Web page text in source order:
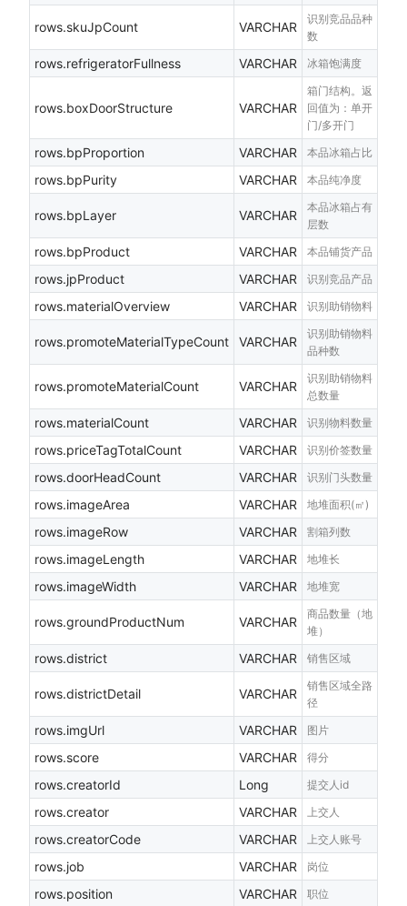
rows.skuJpCount VARCHAR
识别竞品品种
数
rows.refrigeratorFullness VARCHAR 冰箱饱满度
rows.boxDoorStructure VARCHAR
箱门结构。返
回值为：单开
门/多开门
rows.bpProportion VARCHAR 本品冰箱占比
rows.bpPurity VARCHAR 本品纯净度
rows.bpLayer VARCHAR
本品冰箱占有
层数
rows.bpProduct VARCHAR 本品铺货产品
rows.jpProduct VARCHAR 识别竞品产品
rows.materialOverview VARCHAR 识别助销物料
rows.promoteMaterialTypeCount VARCHAR
识别助销物料
品种数
rows.promoteMaterialCount VARCHAR
识别助销物料
总数量
rows.materialCount VARCHAR 识别物料数量
rows.priceTagTotalCount VARCHAR 识别价签数量
rows.doorHeadCount VARCHAR 识别门头数量
rows.imageArea VARCHAR 地堆面积(㎡)
rows.imageRow VARCHAR 割箱列数
rows.imageLength VARCHAR 地堆长
rows.imageWidth VARCHAR 地堆宽
rows.groundProductNum VARCHAR
商品数量（地
堆）
rows.district VARCHAR 销售区域
rows.districtDetail VARCHAR
销售区域全路
径
rows.imgUrl VARCHAR 图片
rows.score VARCHAR 得分
rows.creatorId Long 提交人id
rows.creator VARCHAR 上交人
rows.creatorCode VARCHAR 上交人账号
rows.job VARCHAR 岗位
rows.position VARCHAR 职位